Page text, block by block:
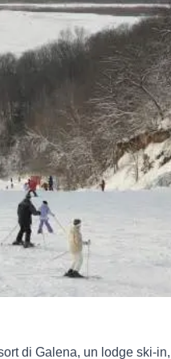
di Galena, un lodge ski-